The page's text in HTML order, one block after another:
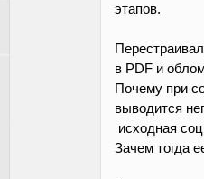
этапов.
в PDF и
Почему при
выводится
исходная
Зачем тогда